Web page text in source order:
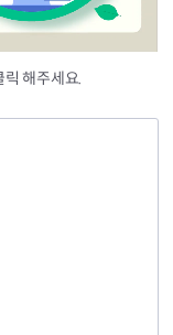
릭 해주세요.